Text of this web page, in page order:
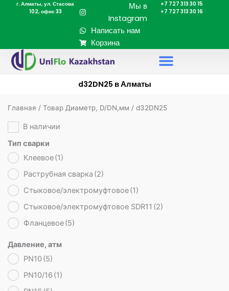
Перейтиг. Алматы, ул. Стасова
102, офис 33
Мы в
Instagram
Написать нам
Корзина
+7 727 313 30 15
+7 727 313 30 16
d32DN25 в Алматы
Главная / Товар Диаметр, D/DN,мм / d32DN25
В наличии
Тип сварки
Клеевое(1)
Раструбная сварка (2)
Стыковое/электромуфтовое(1)
Стыковое/электромуфтовое SDR11 (2)
Фланцевое(5)
Давление, атм
PN10(5)
PN10/16 (1)